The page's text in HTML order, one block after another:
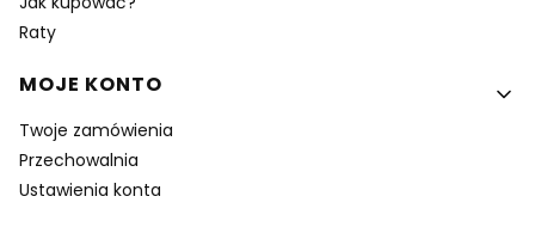
Raty
MOJE KONTO
Twoje zamówienia
Przechowalnia
Ustawienia konta